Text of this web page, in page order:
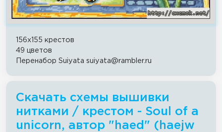
156x155 крестов
49 цветов
Перенабор Suiyata suiyata@rambler.ru
Скачать схемы вышивки
нитками / крестом - Soul of a
unicorn, автор "haed" (haejw